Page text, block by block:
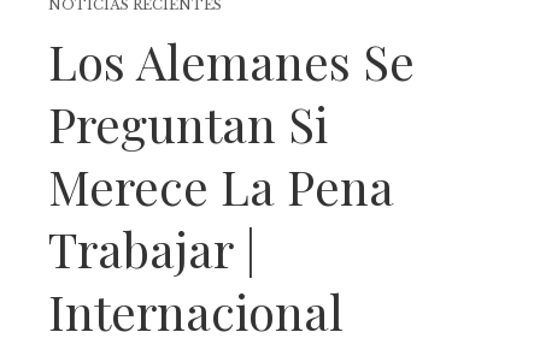
NOTICIAS RECIENTES
Los Alemanes Se
Preguntan Si
Merece La Pena
Trabajar |
Internacional